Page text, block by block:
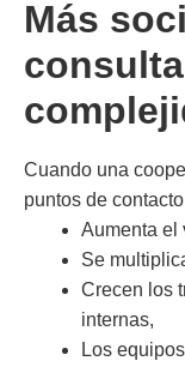
Más
Cuando una
puntos de
Aumenta el
Se
Crecen los
internas,
Los